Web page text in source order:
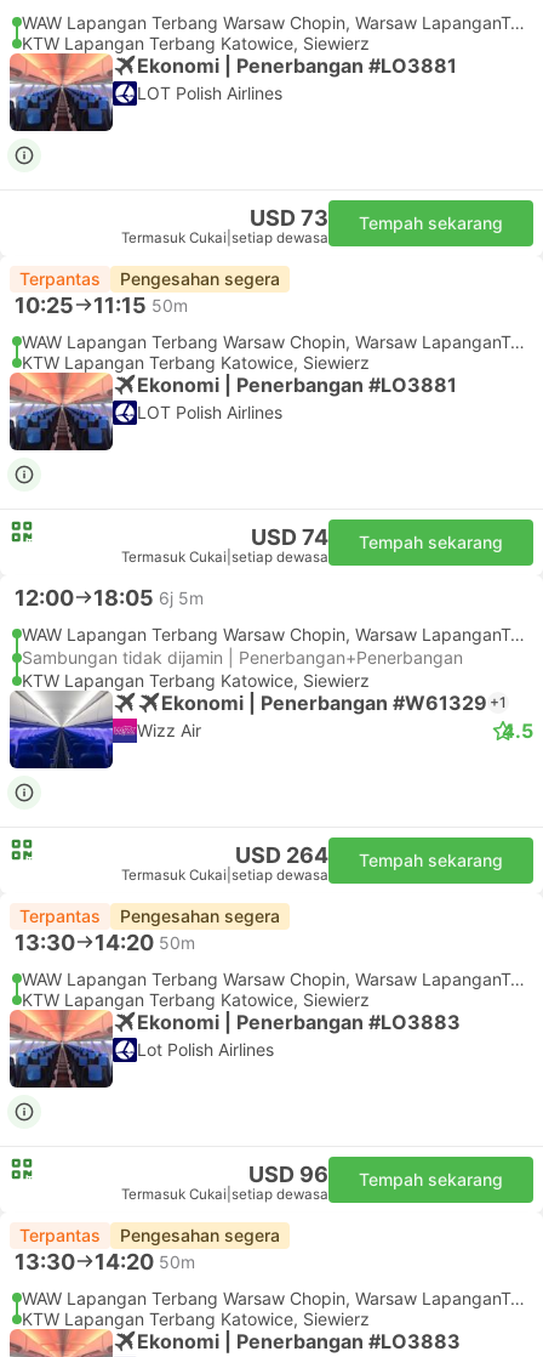
WAW Lapangan Terbang Warsaw Chopin, Warsaw LapanganTerbang
KTW Lapangan Terbang Katowice, Siewierz
Ekonomi | Penerbangan #LO3881
LOT Polish Airlines
USD 73
Termasuk Cukai setiap dewasa
Tempah sekarang
Terpantas Pengesahan segera
10:25 11:15 50m
WAW Lapangan Terbang Warsaw Chopin, Warsaw LapanganTerbang
KTW Lapangan Terbang Katowice, Siewierz
Ekonomi | Penerbangan #LO3881
LOT Polish Airlines
USD 74
Termasuk Cukai setiap dewasa
Tempah sekarang
12:00 18:05 6j 5m
WAW Lapangan Terbang Warsaw Chopin, Warsaw LapanganTerbang
Sambungan tidak dijamin | Penerbangan+Penerbangan
KTW Lapangan Terbang Katowice, Siewierz
Ekonomi | Penerbangan #W61329 +1
Wizz Air 4.5
USD 264
Termasuk Cukai setiap dewasa
Tempah sekarang
Terpantas Pengesahan segera
13:30 14:20 50m
WAW Lapangan Terbang Warsaw Chopin, Warsaw LapanganTerbang
KTW Lapangan Terbang Katowice, Siewierz
Ekonomi | Penerbangan #LO3883
Lot Polish Airlines
USD 96
Termasuk Cukai setiap dewasa
Tempah sekarang
Terpantas Pengesahan segera
13:30 14:20 50m
WAW Lapangan Terbang Warsaw Chopin, Warsaw LapanganTerbang
KTW Lapangan Terbang Katowice, Siewierz
Ekonomi | Penerbangan #LO3883